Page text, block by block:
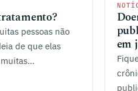
pessoas não
de que elas
em